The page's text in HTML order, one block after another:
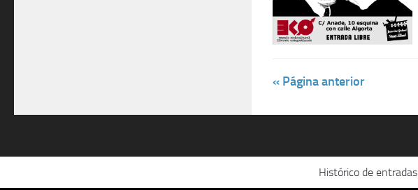
« Página anterior
Histórico de entradas